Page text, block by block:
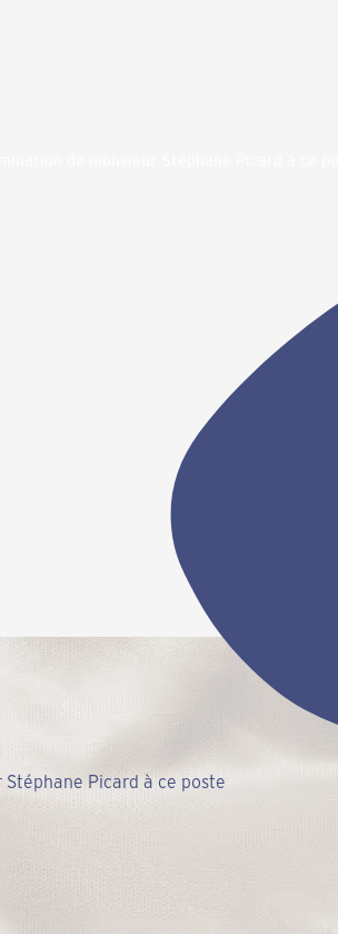
Picard à ce poste